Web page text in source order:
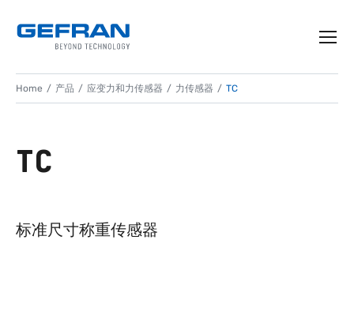
Home 产品 应变力和力传感器 力传感器 TC
TC
标准尺寸称重传感器